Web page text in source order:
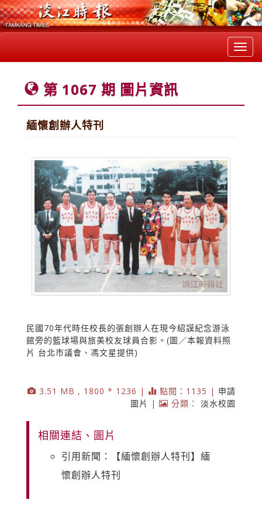
第 1067 期 圖片資訊
緬懷創辦人特刊
民國70年代時任校長的張創辦人在現今紹謨紀念游泳
館旁的籃球場與旅美校友球員合影。(圖／本報資料照
片 台北市議會、馮文星提供)
3.51 MB , 1800 * 1236 | 點閱：1135 | 申請
圖片
| 分類： 淡水校園
相關連結、圖片
引用新聞：【緬懷創辦人特刊】緬
懷創辦人特刊